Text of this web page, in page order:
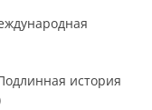
история